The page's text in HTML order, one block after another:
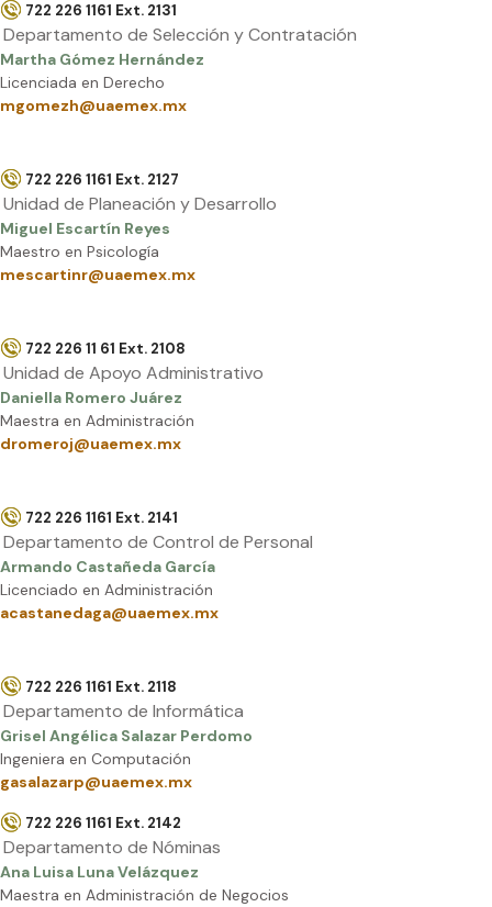
722 226 1161 Ext. 2131
Departamento de Selección y Contratación
Martha Gómez Hernández
Licenciada en Derecho
mgomezh@uaemex.mx
722 226 1161 Ext. 2127
Unidad de Planeación y Desarrollo
Miguel Escartín Reyes
Maestro en Psicología
mescartinr@uaemex.mx
722 226 11 61 Ext. 2108
Unidad de Apoyo Administrativo
Daniella Romero Juárez
Maestra en Administración
dromeroj@uaemex.mx
722 226 1161 Ext. 2141
Departamento de Control de Personal
Armando Castañeda García
Licenciado en Administración
acastanedaga@uaemex.mx
722 226 1161 Ext. 2118
Departamento de Informática
Grisel Angélica Salazar Perdomo
Ingeniera en Computación
gasalazarp@uaemex.mx
722 226 1161 Ext. 2142
Departamento de Nóminas
Ana Luisa Luna Velázquez
Maestra en Administración de Negocios